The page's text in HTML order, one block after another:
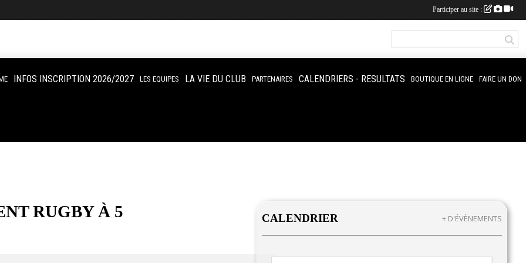
RUGBY À 5 CALENDRIER + D'ÉVÈNEMENTS
INFOS INSCRIPTION 2026/2027 LES EQUIPES LA VIE DU CLUB PARTENAIRES CALENDRIERS - RESULTATS BOUTIQUE EN LIGNE FAIRE UN DON
Participer au site :